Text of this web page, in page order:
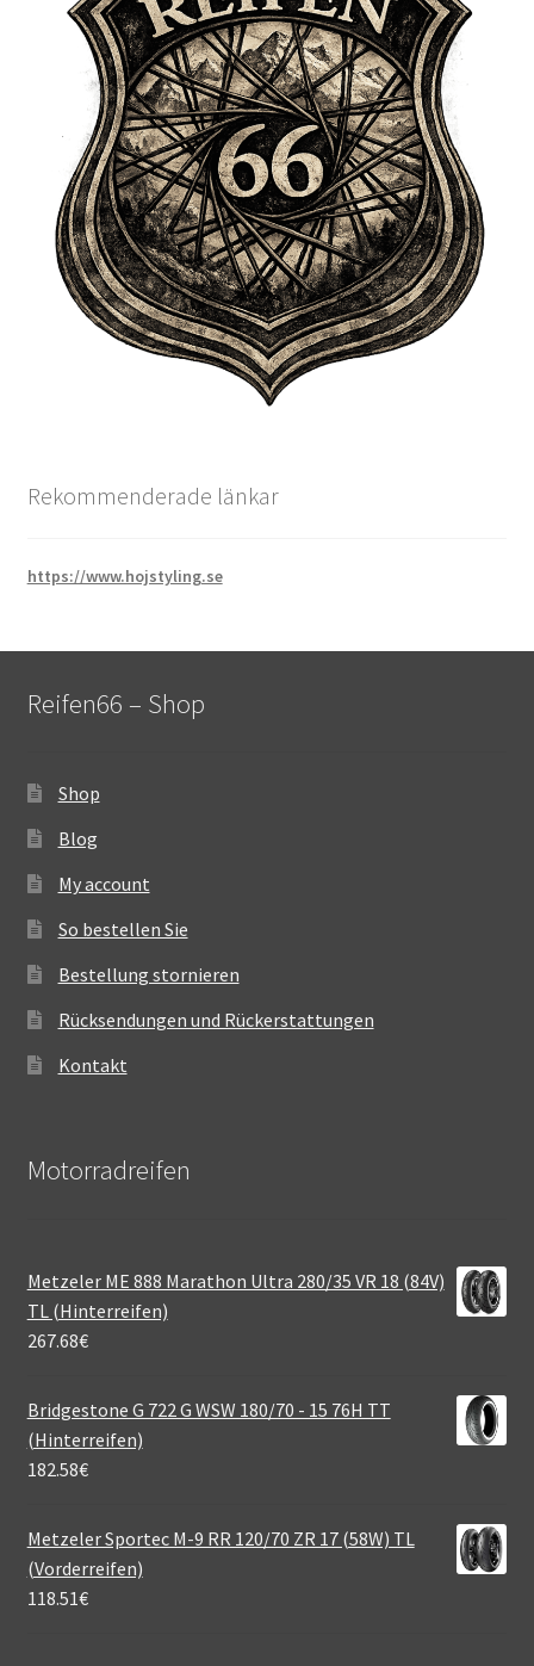
Rekommenderade länkar
https://www.hojstyling.se
Reifen66 – Shop
Shop
Blog
My account
So bestellen Sie
Bestellung stornieren
Rücksendungen und Rückerstattungen
Kontakt
Motorradreifen
Metzeler ME 888 Marathon Ultra 280/35 VR 18 (84V)
TL (Hinterreifen)
267.68€
Bridgestone G 722 G WSW 180/70 - 15 76H TT
(Hinterreifen)
182.58€
Metzeler Sportec M-9 RR 120/70 ZR 17 (58W) TL
(Vorderreifen)
118.51€